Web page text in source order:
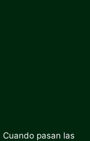
pasan las